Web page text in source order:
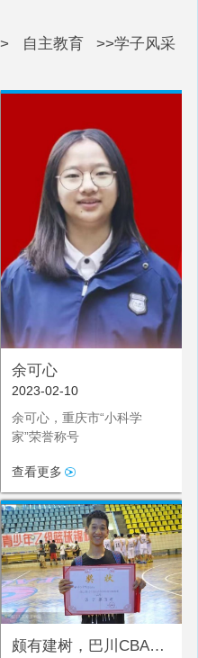
自主教育 >>学子风采
余可心
2023-02-10
余可心，重庆市“小科学
家”荣誉称号
查看更多
颇有建树，巴川CBA第